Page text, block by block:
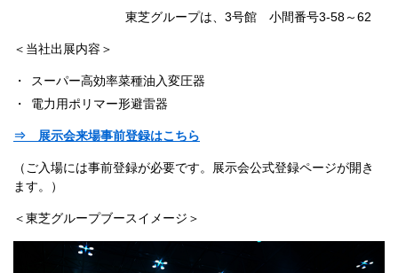
東芝グループは、3号館 小間番号3-58～62
＜当社出展内容＞
スーパー高効率菜種油入変圧器
電力用ポリマー形避雷器
⇒ 展示会来場事前登録はこちら
（ご入場には事前登録が必要です。展示会公式登録ページが開き
ます。）
＜東芝グループブースイメージ＞